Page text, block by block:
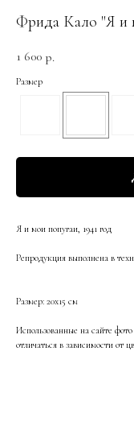
Фрида Кало "Я и
1 600 р.
Размер
Я и мои попугаи, 1941 год
Репродукция выполнена в
Размер: 20х15 см
Использованные на сайте
отличаться в зависимости от